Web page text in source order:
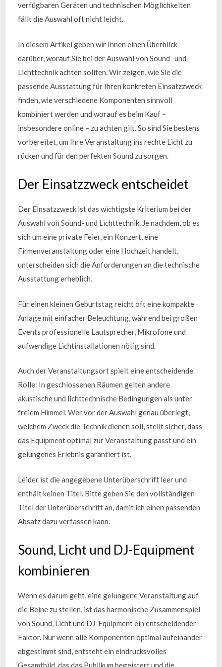
verfügbaren Geräten und technischen Möglichkeiten
fällt die Auswahl oft nicht leicht.
In diesem Artikel geben wir Ihnen einen Überblick
darüber, worauf Sie bei der Auswahl von Sound- und
Lichttechnik achten sollten. Wir zeigen, wie Sie die
passende Ausstattung für Ihren konkreten Einsatzzweck
finden, wie verschiedene Komponenten sinnvoll
kombiniert werden und worauf es beim Kauf –
insbesondere online – zu achten gilt. So sind Sie bestens
vorbereitet, um Ihre Veranstaltung ins rechte Licht zu
rücken und für den perfekten Sound zu sorgen.
Der Einsatzzweck entscheidet
Der Einsatzzweck ist das wichtigste Kriterium bei der
Auswahl von Sound- und Lichttechnik. Je nachdem, ob es
sich um eine private Feier, ein Konzert, eine
Firmenveranstaltung oder eine Hochzeit handelt,
unterscheiden sich die Anforderungen an die technische
Ausstattung erheblich.
Für einen kleinen Geburtstag reicht oft eine kompakte
Anlage mit einfacher Beleuchtung, während bei großen
Events professionelle Lautsprecher, Mikrofone und
aufwendige Lichtinstallationen nötig sind.
Auch der Veranstaltungsort spielt eine entscheidende
Rolle: In geschlossenen Räumen gelten andere
akustische und lichttechnische Bedingungen als unter
freiem Himmel. Wer vor der Auswahl genau überlegt,
welchem Zweck die Technik dienen soll, stellt sicher, dass
das Equipment optimal zur Veranstaltung passt und ein
gelungenes Erlebnis garantiert ist.
Leider ist die angegebene Unterüberschrift leer und
enthält keinen Titel. Bitte geben Sie den vollständigen
Titel der Unterüberschrift an, damit ich einen passenden
Absatz dazu verfassen kann.
Sound, Licht und DJ-Equipment
kombinieren
Wenn es darum geht, eine gelungene Veranstaltung auf
die Beine zu stellen, ist das harmonische Zusammenspiel
von Sound, Licht und DJ-Equipment ein entscheidender
Faktor. Nur wenn alle Komponenten optimal aufeinander
abgestimmt sind, entsteht ein eindrucksvolles
Gesamtbild, das das Publikum begeistert und die